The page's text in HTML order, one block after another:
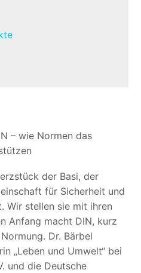
– wie Normen das
der Basi, der
für Sicherheit und
Wir stellen sie mit ihren
Anfang macht DIN, kurz
Dr. Bärbel
„Leben und Umwelt“ bei
und die Deutsche